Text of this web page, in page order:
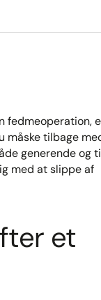
fedmeoperation,
måske tilbage
generende og
med at slippe af
et